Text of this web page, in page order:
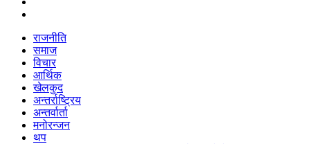
राजनीति
समाज
विचार
आर्थिक
खेलकुद
अन्तर्राष्ट्रिय
अन्तर्वार्ता
मनोरन्जन
थप